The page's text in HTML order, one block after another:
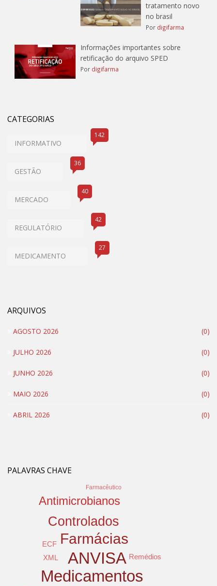
tratamento novo
no brasil
Por digifarma
Informações importantes sobre
retificação do arquivo SPED
Por digifarma
CATEGORIAS
INFORMATIVO
142
GESTÃO
36
MERCADO
40
REGULATÓRIO
42
MEDICAMENTO
27
ARQUIVOS
AGOSTO 2026 (0)
JULHO 2026 (0)
JUNHO 2026 (0)
MAIO 2026 (0)
ABRIL 2026 (0)
PALAVRAS CHAVE
Medicamentos
ANVISA
Farmácias
Controlados
Antimicrobianos
XML
ECF
Remédios
Farmacêutico